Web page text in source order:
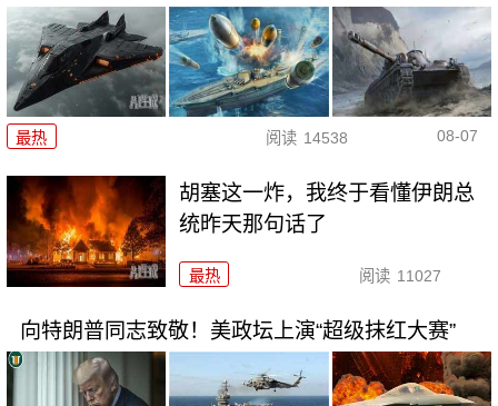
最热 阅读 14538 08-07
胡塞这一炸，我终于看懂伊朗总
统昨天那句话了
最热 阅读 11027
向特朗普同志致敬！美政坛上演“超级抹红大赛”